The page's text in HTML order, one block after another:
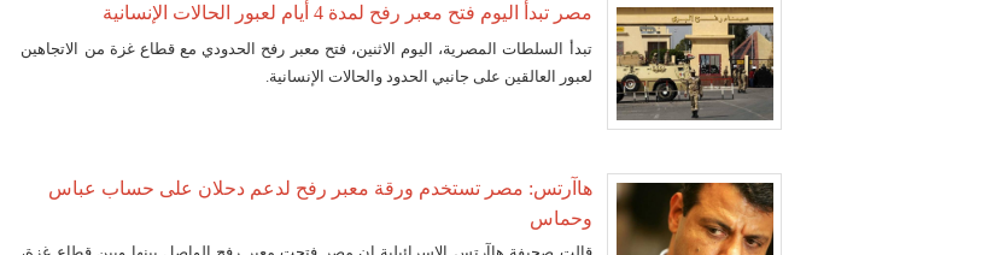
مصر تبدأ اليوم فتح معبر رفح لمدة 4 أيام لعبور الحالات الإنسانية
تبدأ السلطات المصرية، اليوم الاثنين، فتح معبر رفح الحدودي مع قطاع غزة من الاتجاهين
لعبور العالقين على جانبي الحدود والحالات الإنسانية.
هاآرتس: مصر تستخدم ورقة معبر رفح لدعم دحلان على حساب عباس
وحماس